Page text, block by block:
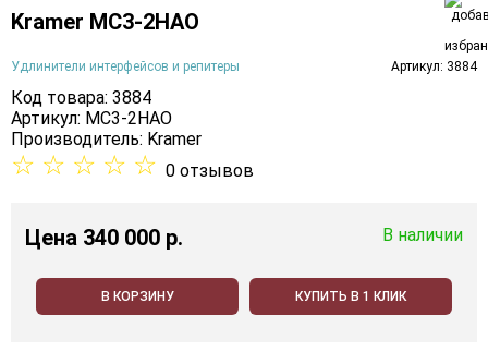
Kramer MC3-2HAO
Удлинители интерфейсов и репитеры Артикул: 3884
Код товара: 3884
Артикул: MC3-2HAO
Производитель: Kramer
☆ ☆ ☆ ☆ ☆ 0 отзывов
Цена 340 000 p. В наличии
В КОРЗИНУ КУПИТЬ В 1 КЛИК